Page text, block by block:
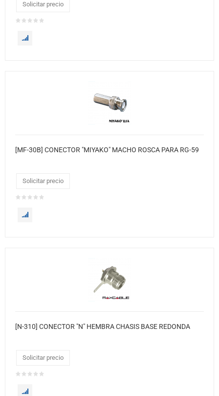
Solicitar precio
[MF-30B] CONECTOR "MIYAKO" MACHO ROSCA PARA RG-59
Solicitar precio
[N-310] CONECTOR "N" HEMBRA CHASIS BASE REDONDA
Solicitar precio